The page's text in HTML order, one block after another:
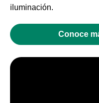
iluminación.
Conoce